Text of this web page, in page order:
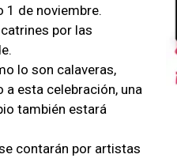
1 de noviembre.
por las
lo son calaveras,
esta celebración, una
también estará
contarán por artistas